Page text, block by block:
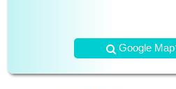
質の高い医療の提供に努めており
また、電子処方箋の発行や電子
Google